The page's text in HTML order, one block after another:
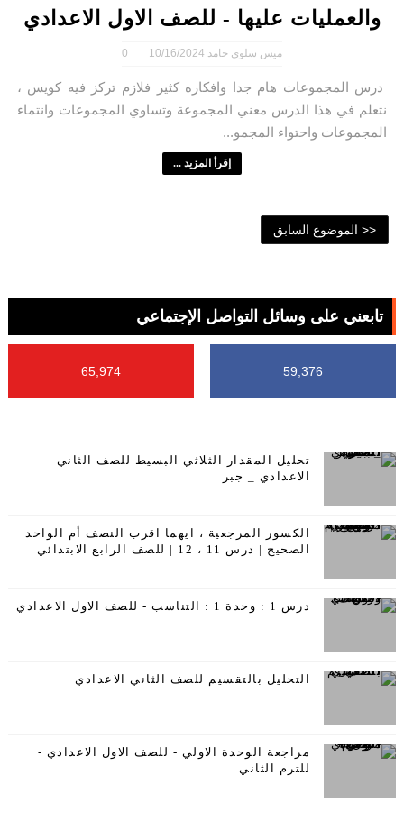
والعمليات عليها - للصف الاول الاعدادي
ميس سلوي حامد 10/16/2024
0
درس المجموعات هام جدا وافكاره كثير فلازم تركز فيه كويس ،
نتعلم في هذا الدرس معني المجموعة وتساوي المجموعات وانتماء
المجموعات واحتواء المجمو...
إقرأ المزيد ...
<< الموضوع السابق
تابعني على وسائل التواصل الإجتماعي
59,376
65,974
تحليل المقدار الثلاثي البسيط للصف الثاني
الاعدادي _ جبر
الكسور المرجعية ، ايهما اقرب النصف أم الواحد
الصحيح | درس 11 ، 12 | للصف الرابع الابتدائي
درس 1 : وحدة 1 : التناسب - للصف الاول الاعدادي
التحليل بالتقسيم للصف الثاني الاعدادي
مراجعة الوحدة الاولي - للصف الاول الاعدادي -
للترم الثاني